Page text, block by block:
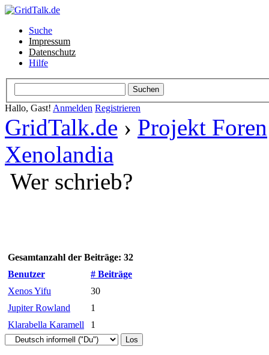
Suche
Impressum
Datenschutz
Hilfe
Hallo, Gast! Anmelden Registrieren
GridTalk.de › Projekt Foren
Xenolandia
Wer schrieb?
Gesamtanzahl der Beiträge: 32
Benutzer
# Beiträge
Xenos Yifu
30
Jupiter Rowland
1
Klarabella Karamell
1